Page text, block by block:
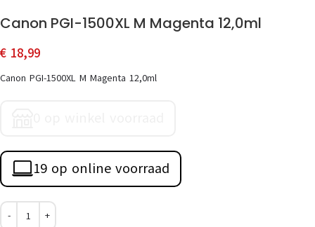
Canon PGI-1500XL M Magenta 12,0ml
€ 18,99
Canon PGI-1500XL M Magenta 12,0ml
19 op online voorraad